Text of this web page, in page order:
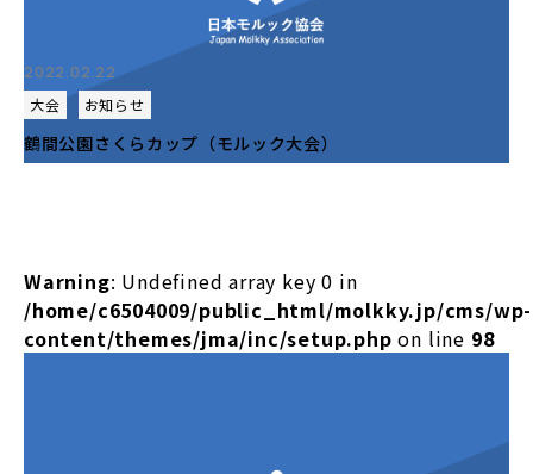
2022.02.22
大会
お知らせ
鶴間公園さくらカップ（モルック大会）
Warning: Undefined array key 0 in
/home/c6504009/public_html/molkky.jp/cms/wp-
content/themes/jma/inc/setup.php on line 98